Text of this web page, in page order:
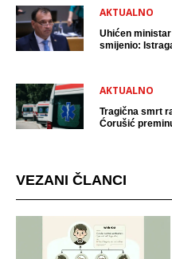
AKTUALNO
Uhićen
smijenio:
AKTUALNO
Tragična smrt
Ćorušić
VEZANI ČLANCI